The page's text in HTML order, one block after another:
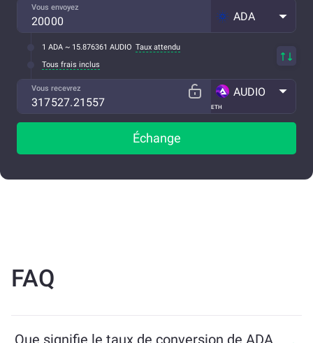
Vous envoyez
ADA
1 ADA ~ 15.876361 AUDIO Taux attendu
Tous frais inclus
Vous recevrez
ETH
AUDIO
Échange
FAQ